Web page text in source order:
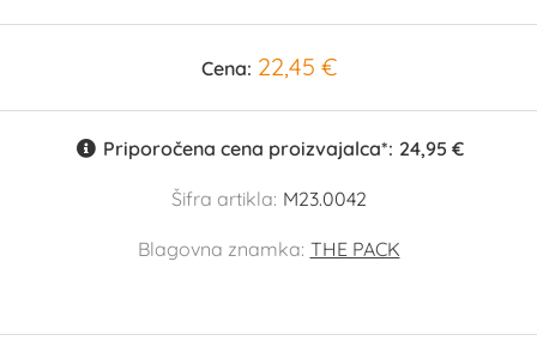
Cena: 22,45 €
Priporočena cena proizvajalca*: 24,95 €
Šifra artikla: M23.0042
Blagovna znamka: THE PACK